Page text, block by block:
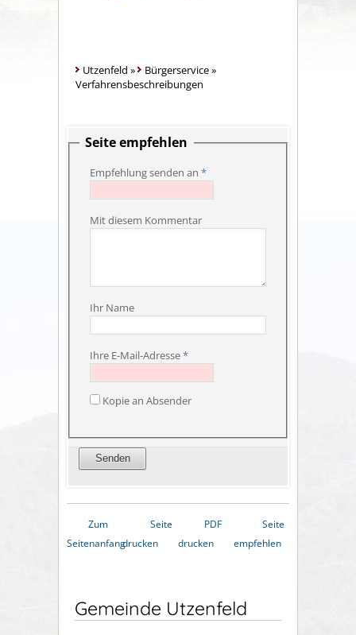
Utzenfeld » Bürgerservice»
Verfahrensbeschreibungen
Seite empfehlen
Empfehlung senden an *
Mit diesem Kommentar
Ihr Name
Ihre E-Mail-Adresse*
Kopie an Absender
Zum
Seitenanfang
Seite
drucken
PDF
drucken
Seite
empfehlen
Gemeinde Utzenfeld